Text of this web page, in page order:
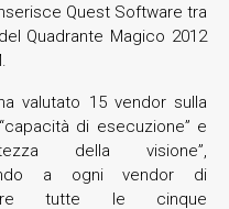
Quest Software tra
Quadrante Magico 2012
valutato 15 vendor sulla
di esecuzione” e
della visione”,
a ogni vendor di
tutte le cinque